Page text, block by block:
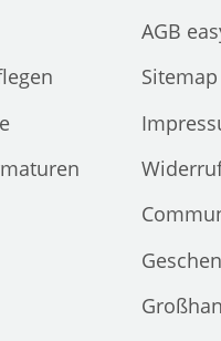
AGB
Sitemap